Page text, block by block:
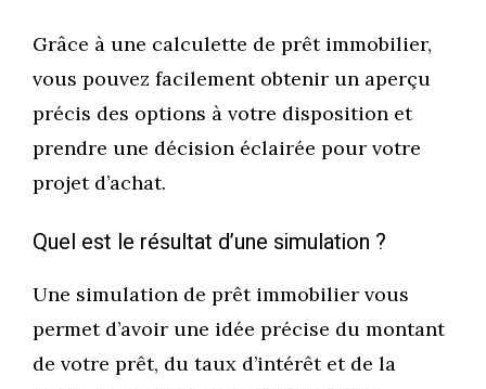
Grâce à une calculette de prêt immobilier,
vous pouvez facilement obtenir un aperçu
précis des options à votre disposition et
prendre une décision éclairée pour votre
projet d’achat.
Quel est le résultat d’une simulation ?
Une simulation de prêt immobilier vous
permet d’avoir une idée précise du montant
de votre prêt, du taux d’intérêt et de la